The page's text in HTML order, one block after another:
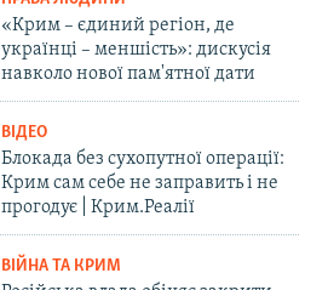
«Крим – єдиний регіон, де
українці – меншість»: дискусія
навколо нової пам'ятної дати
ВІДЕО
Блокада без сухопутної операції:
Крим сам себе не заправить і не
прогодує | Крим.Реалії
ВІЙНА ТА КРИМ